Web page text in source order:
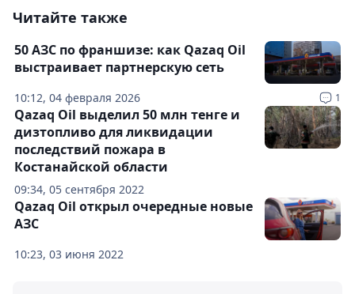
Читайте также
10:12, 04 февраля 2026 1
50 АЗС по франшизе: как Qazaq Oil
выстраивает партнерскую сеть
09:34, 05 сентября 2022
Qazaq Oil выделил 50 млн тенге и
дизтопливо для ликвидации
последствий пожара в
Костанайской области
10:23, 03 июня 2022
Qazaq Oil открыл очередные новые
АЗС